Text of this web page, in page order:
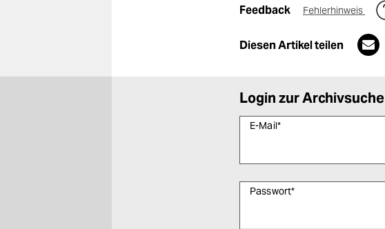
Feedback Fehlerhinweis
Diesen Artikel teilen
Login zur Archivsuche
E-Mail*
Passwort*